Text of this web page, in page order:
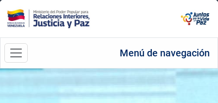
Menú de navegación